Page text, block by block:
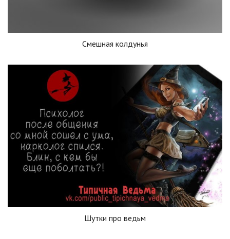
Смешная колдунья
Шутки про ведьм